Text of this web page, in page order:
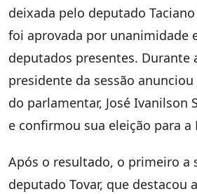
deixada pelo deputado
foi aprovada por unanimidade
deputados presentes. Durante
presidente da sessão
do parlamentar, José Ivanilson
e confirmou sua eleição para a
Após o resultado, o primeiro a
deputado Tovar, que destacou